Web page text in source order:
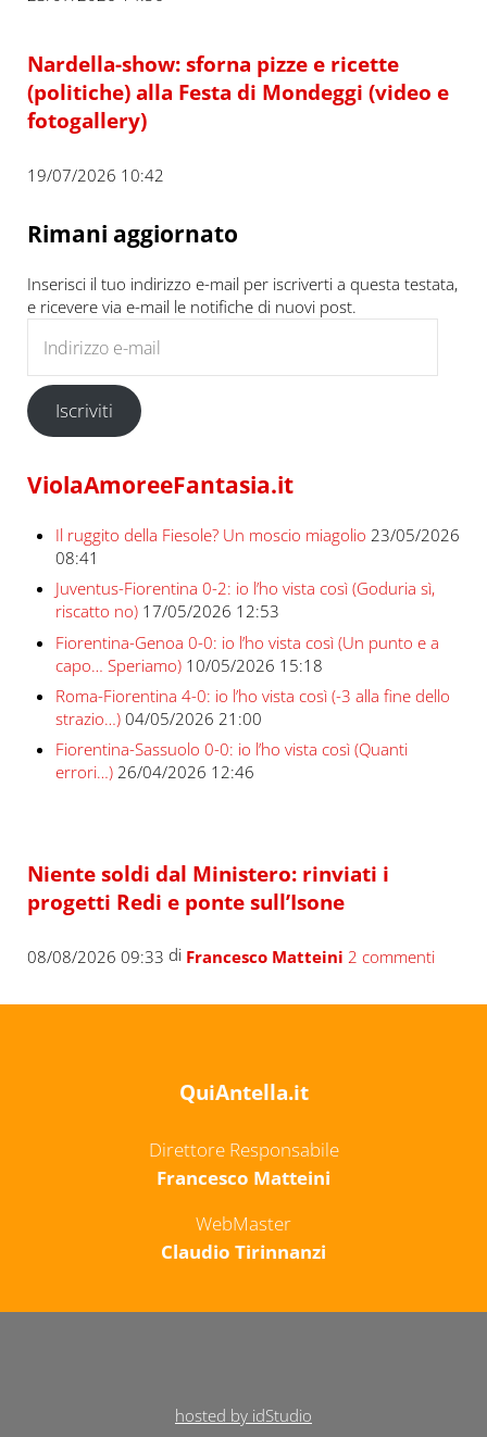
Nardella-show: sforna pizze e ricette
(politiche) alla Festa di Mondeggi (video e
fotogallery)
19/07/2026 10:42
Rimani aggiornato
Inserisci il tuo indirizzo e-mail per iscriverti a questa testata,
e ricevere via e-mail le notifiche di nuovi post.
Iscriviti
ViolaAmoreeFantasia.it
Il ruggito della Fiesole? Un moscio miagolio 23/05/2026
08:41
Juventus-Fiorentina 0-2: io l’ho vista così (Goduria sì,
riscatto no) 17/05/2026 12:53
Fiorentina-Genoa 0-0: io l’ho vista così (Un punto e a
capo… Speriamo) 10/05/2026 15:18
Roma-Fiorentina 4-0: io l’ho vista così (-3 alla fine dello
strazio…) 04/05/2026 21:00
Fiorentina-Sassuolo 0-0: io l’ho vista così (Quanti
errori…) 26/04/2026 12:46
Niente soldi dal Ministero: rinviati i
progetti Redi e ponte sull’Isone
08/08/2026 09:33 di Francesco Matteini 2 commenti
QuiAntella.it
Direttore Responsabile
Francesco Matteini
WebMaster
Claudio Tirinnanzi
hosted by idStudio